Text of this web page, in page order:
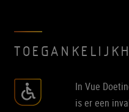
In Vue
is er een